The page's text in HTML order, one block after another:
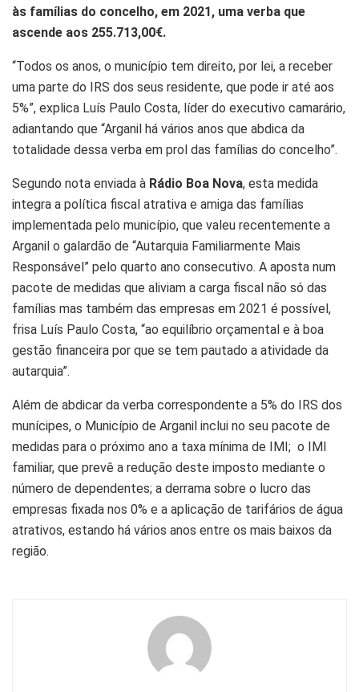
às famílias do concelho, em 2021, uma verba que
ascende aos 255.713,00€.
“Todos os anos, o município tem direito, por lei, a receber
uma parte do IRS dos seus residente, que pode ir até aos
5%”, explica Luís Paulo Costa, líder do executivo camarário,
adiantando que “Arganil há vários anos que abdica da
totalidade dessa verba em prol das famílias do concelho”.
Segundo nota enviada à Rádio Boa Nova, esta medida
integra a política fiscal atrativa e amiga das famílias
implementada pelo município, que valeu recentemente a
Arganil o galardão de “Autarquia Familiarmente Mais
Responsável” pelo quarto ano consecutivo. A aposta num
pacote de medidas que aliviam a carga fiscal não só das
famílias mas também das empresas em 2021 é possível,
frisa Luís Paulo Costa, “ao equilíbrio orçamental e à boa
gestão financeira por que se tem pautado a atividade da
autarquia”.
Além de abdicar da verba correspondente a 5% do IRS dos
munícipes, o Município de Arganil inclui no seu pacote de
medidas para o próximo ano a taxa mínima de IMI; o IMI
familiar, que prevê a redução deste imposto mediante o
número de dependentes; a derrama sobre o lucro das
empresas fixada nos 0% e a aplicação de tarifários de água
atrativos, estando há vários anos entre os mais baixos da
região.